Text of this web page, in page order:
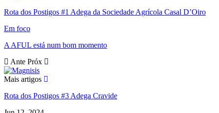
Rota dos Postigos #1 Adega da Sociedade Agrícola Casal D’Oiro
Em foco
A AFUL está num bom momento
Ante Próx
Mais artigos
Rota dos Postigos #3 Adega Cravide